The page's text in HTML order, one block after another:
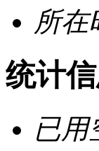
所在
统计
已用